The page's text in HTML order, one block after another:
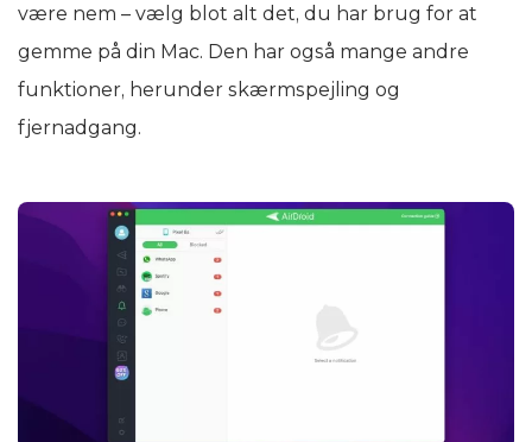
være nem – vælg blot alt det, du har brug for at
gemme på din Mac. Den har også mange andre
funktioner, herunder skærmspejling og
fjernadgang.